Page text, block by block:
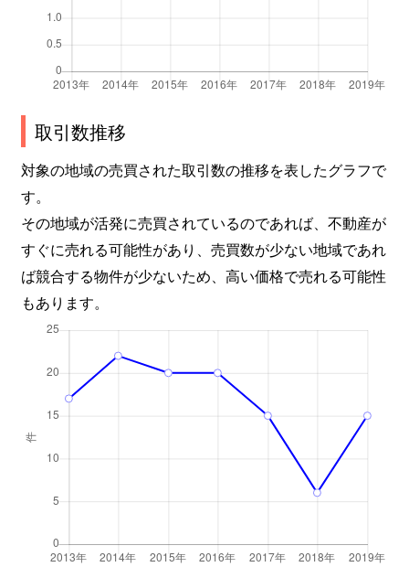
取引数推移
対象の地域の売買された取引数の推移を表したグラフで
す。
その地域が活発に売買されているのであれば、不動産が
すぐに売れる可能性があり、売買数が少ない地域であれ
ば競合する物件が少ないため、高い価格で売れる可能性
もあります。